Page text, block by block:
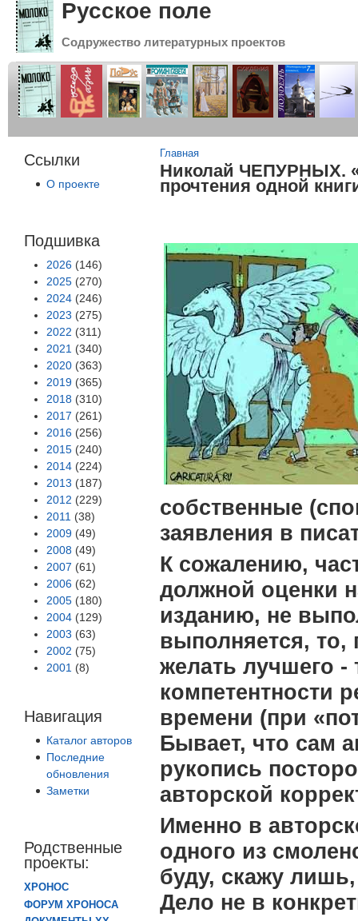
Русское поле
Содружество литературных проектов
Ссылки
О проекте
Подшивка
2026 (146)
2025 (270)
2024 (246)
2023 (275)
2022 (311)
2021 (340)
2020 (363)
2019 (365)
2018 (310)
2017 (261)
2016 (256)
2015 (240)
2014 (224)
2013 (187)
2012 (229)
2011 (38)
2009 (49)
2008 (49)
2007 (61)
2006 (62)
2005 (180)
2004 (129)
2003 (63)
2002 (75)
2001 (8)
Навигация
Каталог авторов
Последние
обновления
Заметки
Родственные
проекты:
ХРОНОС
ФОРУМ ХРОНОСА
Вы здесь
Главная
Николай ЧЕПУРНЫХ.
прочтения одной
собственные
заявления в
К сожалению,
должной оценки
изданию, не
выполняется, то,
желать лучшего -
компетентности
времени (при
Бывает, что сам
рукопись
авторской
Именно в
одного из
буду, скажу
Дело не в